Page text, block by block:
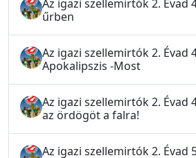
Az igazi szellemirtók 2. Évad
űrben
Az igazi szellemirtók 2. Évad
Apokalipszis -Most
Az igazi szellemirtók 2. Évad
az ördögöt a falra!
Az igazi szellemirtók 2. Évad